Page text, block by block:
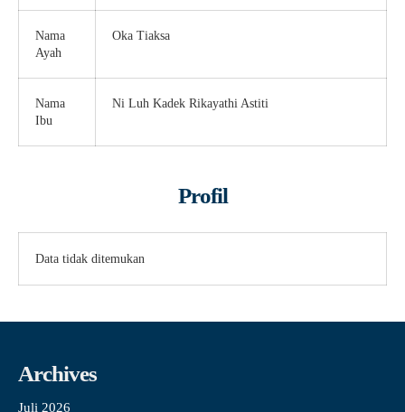
Nama
Ayah
Oka Tiaksa
Nama
Ibu
Ni Luh Kadek Rikayathi Astiti
Profil
Data tidak ditemukan
Archives
Juli 2026